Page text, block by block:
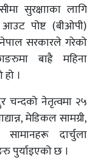
सुरक्षााका लागि
आउट पोष्ट (बीओपी)
सरकारले गरेको
बाह्रै महिना
।
चन्दको नेतृत्वमा २५
मेडिकल सामग्री,
दार्चुला
पुर्याइएको छ ।